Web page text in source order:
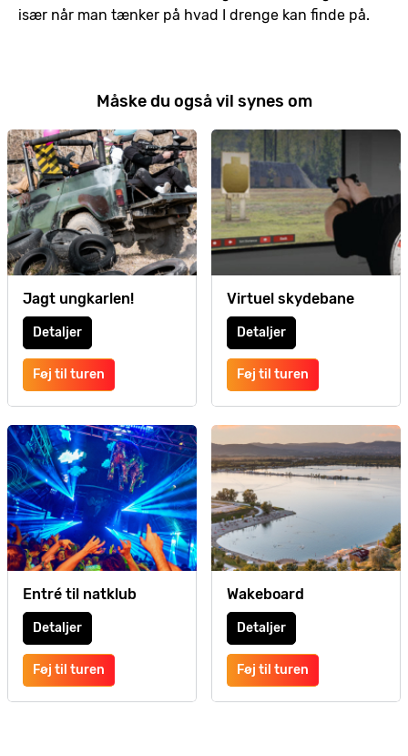
især når man tænker på hvad I drenge kan finde på.
Måske du også vil synes om
Jagt ungkarlen!
Detaljer
Føj til turen
Virtuel skydebane
Detaljer
Føj til turen
Entré til natklub
Detaljer
Føj til turen
Wakeboard
Detaljer
Føj til turen